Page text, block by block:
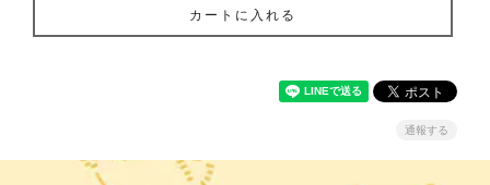
カートに入れる
通報する